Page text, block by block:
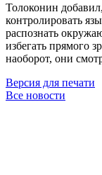
Толоконин
контролировать
распознать
избегать прямого
наоборот, они
Версия для печати
Все новости